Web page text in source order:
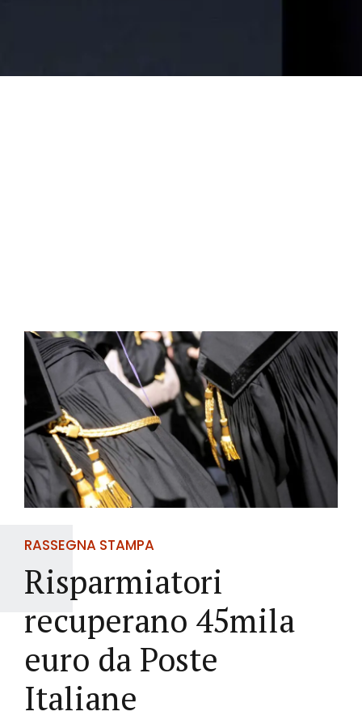
RASSEGNA STAMPA
Risparmiatori
recuperano 45mila
euro da Poste
Italiane